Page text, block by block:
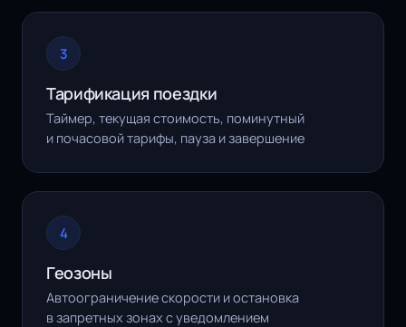
3
Тарификация поездки
Таймер, текущая стоимость, поминутный
и почасовой тарифы, пауза и завершение
4
Геозоны
Автоограничение скорости и остановка
в запретных зонах с уведомлением